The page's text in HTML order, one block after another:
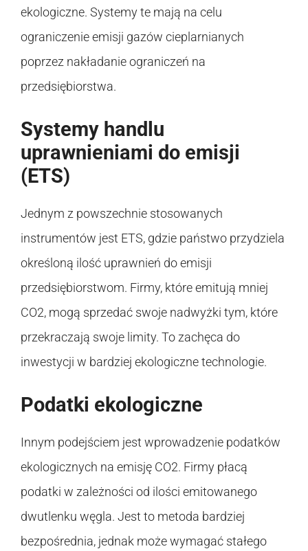
ekologiczne. Systemy te mają na celu
ograniczenie emisji gazów cieplarnianych
poprzez nakładanie ograniczeń na
przedsiębiorstwa.
Systemy handlu
uprawnieniami do emisji
(ETS)
Jednym z powszechnie stosowanych
instrumentów jest ETS, gdzie państwo przydziela
określoną ilość uprawnień do emisji
przedsiębiorstwom. Firmy, które emitują mniej
CO2, mogą sprzedać swoje nadwyżki tym, które
przekraczają swoje limity. To zachęca do
inwestycji w bardziej ekologiczne technologie.
Podatki ekologiczne
Innym podejściem jest wprowadzenie podatków
ekologicznych na emisję CO2. Firmy płacą
podatki w zależności od ilości emitowanego
dwutlenku węgla. Jest to metoda bardziej
bezpośrednia, jednak może wymagać stałego